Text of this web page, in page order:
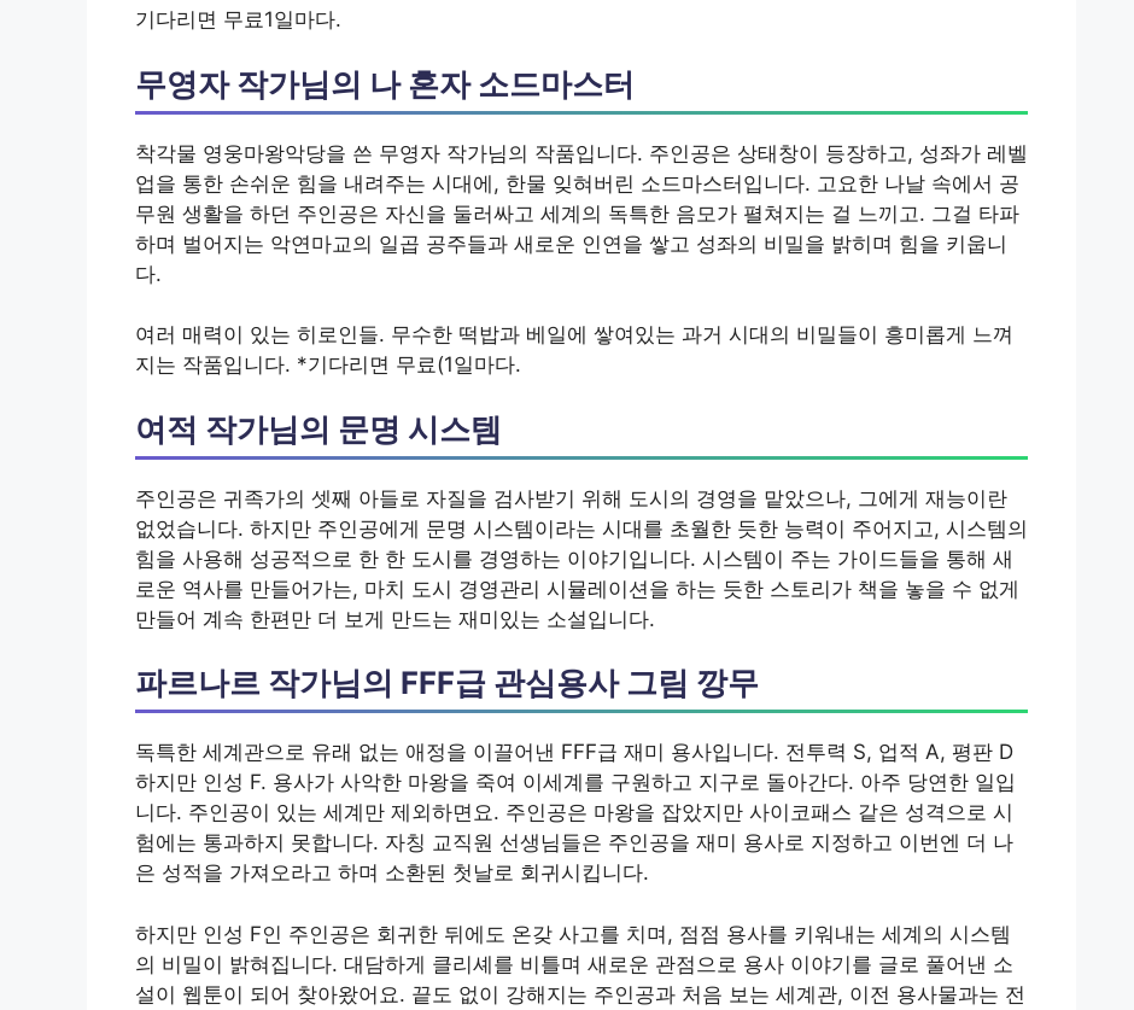
기다리면 무료1일마다.
무영자 작가님의 나 혼자 소드마스터
착각물 영웅마왕악당을 쓴 무영자 작가님의 작품입니다. 주인공은 상태창이 등장하고, 성좌가 레벨
업을 통한 손쉬운 힘을 내려주는 시대에, 한물 잊혀버린 소드마스터입니다. 고요한 나날 속에서 공
무원 생활을 하던 주인공은 자신을 둘러싸고 세계의 독특한 음모가 펼쳐지는 걸 느끼고. 그걸 타파
하며 벌어지는 악연마교의 일곱 공주들과 새로운 인연을 쌓고 성좌의 비밀을 밝히며 힘을 키웁니
다.
여러 매력이 있는 히로인들. 무수한 떡밥과 베일에 쌓여있는 과거 시대의 비밀들이 흥미롭게 느껴
지는 작품입니다. *기다리면 무료(1일마다.
여적 작가님의 문명 시스템
주인공은 귀족가의 셋째 아들로 자질을 검사받기 위해 도시의 경영을 맡았으나, 그에게 재능이란
없었습니다. 하지만 주인공에게 문명 시스템이라는 시대를 초월한 듯한 능력이 주어지고, 시스템의
힘을 사용해 성공적으로 한 한 도시를 경영하는 이야기입니다. 시스템이 주는 가이드들을 통해 새
로운 역사를 만들어가는, 마치 도시 경영관리 시뮬레이션을 하는 듯한 스토리가 책을 놓을 수 없게
만들어 계속 한편만 더 보게 만드는 재미있는 소설입니다.
파르나르 작가님의 FFF급 관심용사 그림 깡무
독특한 세계관으로 유래 없는 애정을 이끌어낸 FFF급 재미 용사입니다. 전투력 S, 업적 A, 평판 D
하지만 인성 F. 용사가 사악한 마왕을 죽여 이세계를 구원하고 지구로 돌아간다. 아주 당연한 일입
니다. 주인공이 있는 세계만 제외하면요. 주인공은 마왕을 잡았지만 사이코패스 같은 성격으로 시
험에는 통과하지 못합니다. 자칭 교직원 선생님들은 주인공을 재미 용사로 지정하고 이번엔 더 나
은 성적을 가져오라고 하며 소환된 첫날로 회귀시킵니다.
하지만 인성 F인 주인공은 회귀한 뒤에도 온갖 사고를 치며, 점점 용사를 키워내는 세계의 시스템
의 비밀이 밝혀집니다. 대담하게 클리셰를 비틀며 새로운 관점으로 용사 이야기를 글로 풀어낸 소
설이 웹툰이 되어 찾아왔어요. 끝도 없이 강해지는 주인공과 처음 보는 세계관, 이전 용사물과는 전